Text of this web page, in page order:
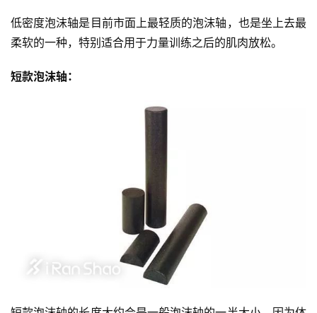
低密度泡沫轴是目前市面上最轻质的泡沫轴，也是坐上去最
柔软的一种，特别适合用于力量训练之后的肌肉放松。
短款泡沫轴：